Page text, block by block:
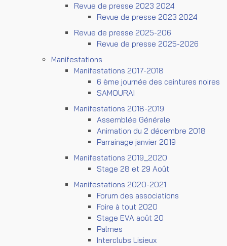
Revue de presse 2023 2024
Revue de presse 2023 2024
Revue de presse 2025-206
Revue de presse 2025-2026
Manifestations
Manifestations 2017-2018
6 ème journée des ceintures noires
SAMOURAI
Manifestations 2018-2019
Assemblée Générale
Animation du 2 décembre 2018
Parrainage janvier 2019
Manifestations 2019_2020
Stage 28 et 29 Août
Manifestations 2020-2021
Forum des associations
Foire à tout 2020
Stage EVA août 20
Palmes
Interclubs Lisieux